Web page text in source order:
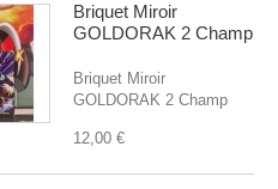
Briquet Miroir
GOLDORAK 2 Champ
Briquet Miroir
GOLDORAK 2 Champ
12,00 €